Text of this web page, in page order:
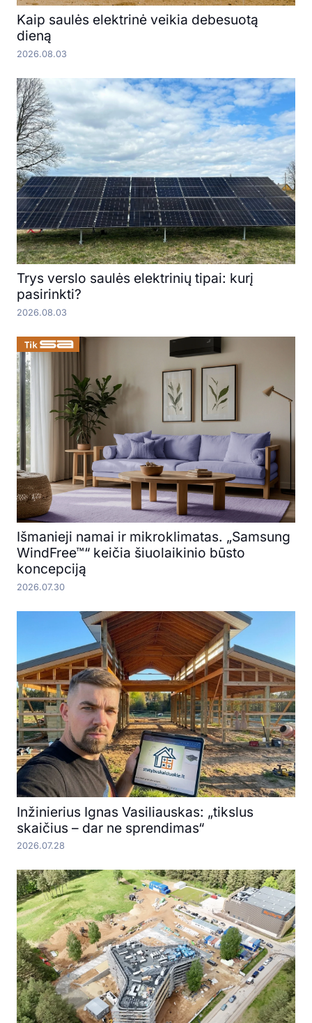
Kaip saulės elektrinė veikia debesuotą
dieną
2026.08.03
Trys verslo saulės elektrinių tipai: kurį
pasirinkti?
2026.08.03
Išmanieji namai ir mikroklimatas. „Samsung
WindFree™“ keičia šiuolaikinio būsto
koncepciją
2026.07.30
Inžinierius Ignas Vasiliauskas: „tikslus
skaičius – dar ne sprendimas“
2026.07.28